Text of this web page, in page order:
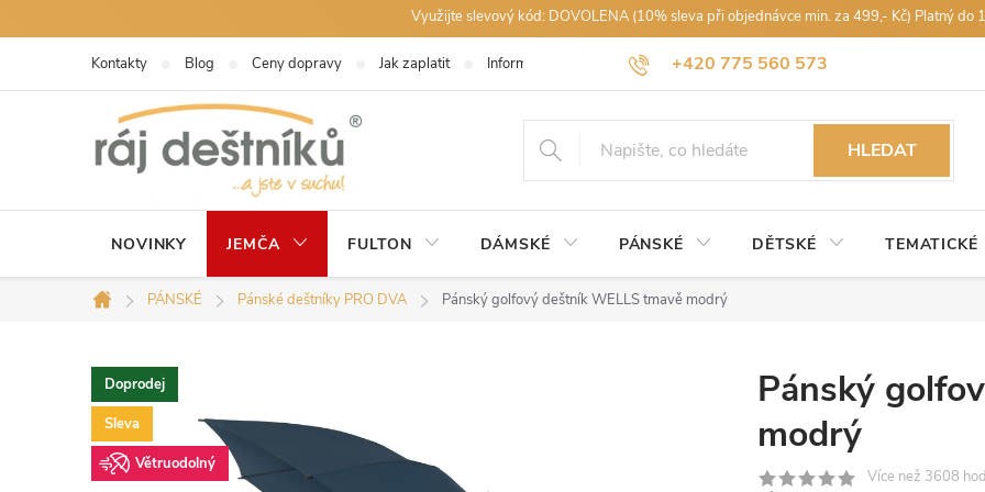
na
Využijte slevový kód: DOVOLENA (10% sleva při objednávce min. za 499,- Kč) Platný do
+420 775 560 573
petra@rajdestniku.cz
Kontakty Blog Ceny dopravy Jak zaplatit Informace k nákupu Obchodní podmínky Podmínky ochrany
HLEDAT
NOVINKY JEMČA FULTON DÁMSKÉ PÁNSKÉ DĚTSKÉ TEMATICKÉ
Domů
PÁNSKÉ Pánské deštníky PRO DVA Pánský golfový deštník WELLS tmavě modrý
Doprodej
Sleva
Větruodolný
Pánský
modrý